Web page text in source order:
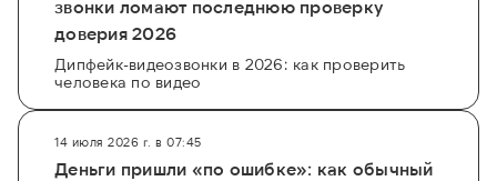
звонки ломают последнюю проверку
доверия 2026
Дипфейк-видеозвонки в 2026: как проверить
человека по видео
14 июля 2026 г. в 07:45
Деньги пришли «по ошибке»: как обычный